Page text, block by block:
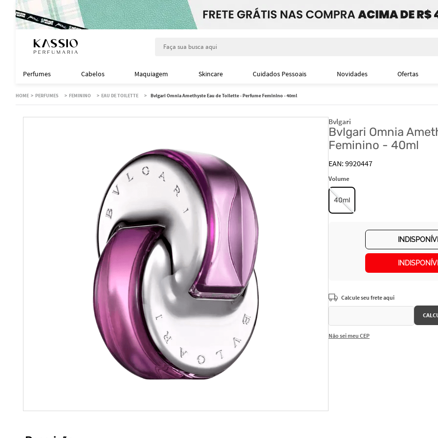
Perfumes Cabelos Maquiagem Skincare Cuidados Pessoais Novidades Ofertas
PERFUMES FEMININO EAU DE TOILETTE Bvlgari Omnia Amethyste Eau de Toilette - Perfume Feminino - 40ml
Bvlgari
Bvlgari Omnia
Feminino - 40ml
9920447
Volume
40ml
Não sei meu CEP